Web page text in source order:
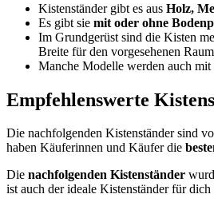
Kistenständer gibt es aus Holz,
Es gibt sie mit oder ohne
Im Grundgerüst sind die Kisten
Breite für den vorgesehenen
Manche Modelle werden auch mit
Empfehlenswerte
Die nachfolgenden Kistenständer sind
haben Käuferinnen und Käufer die
Die nachfolgenden Kistenständer
ist auch der ideale Kistenständer für dich